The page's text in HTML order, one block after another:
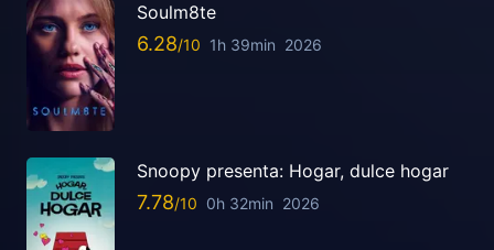
Soulm8te
6.28 1h 39min 2026
Snoopy presenta: Hogar, dulce hogar
7.78 0h 32min 2026